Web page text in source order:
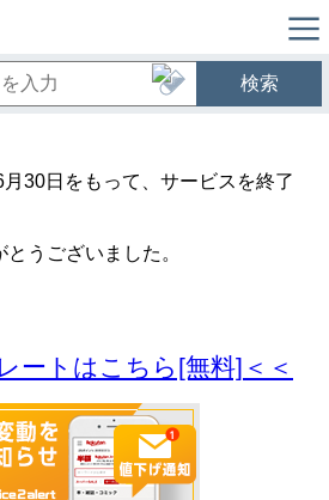
検索
30日をもって、サービスを終了
うございました。
ートはこちら[無料]＜＜